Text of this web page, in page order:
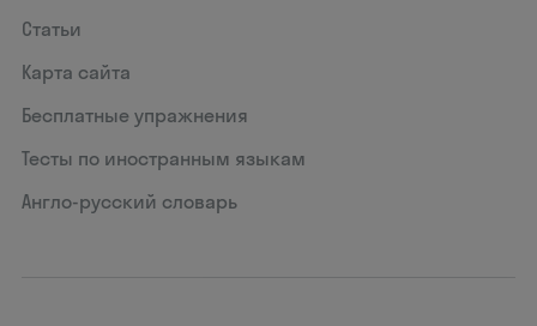
Статьи
Карта сайта
Бесплатные упражнения
Тесты по иностранным языкам
Англо-русский словарь